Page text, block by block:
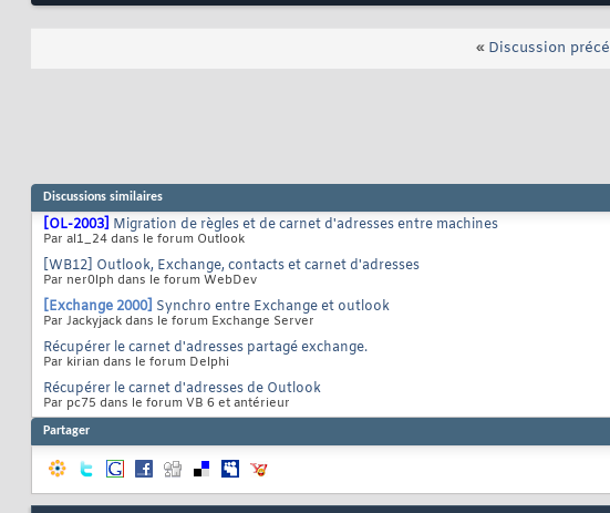
« Discussion
Discussions similaires
[OL-2003] Migration de règles et de carnet d'adresses entre machines
Par al1_24 dans le forum Outlook
[WB12] Outlook, Exchange, contacts et carnet d'adresses
Par ner0lph dans le forum WebDev
[Exchange 2000] Synchro entre Exchange et outlook
Par Jackyjack dans le forum Exchange Server
Récupérer le carnet d'adresses partagé exchange.
Par kirian dans le forum Delphi
Récupérer le carnet d'adresses de Outlook
Par pc75 dans le forum VB 6 et antérieur
Partager